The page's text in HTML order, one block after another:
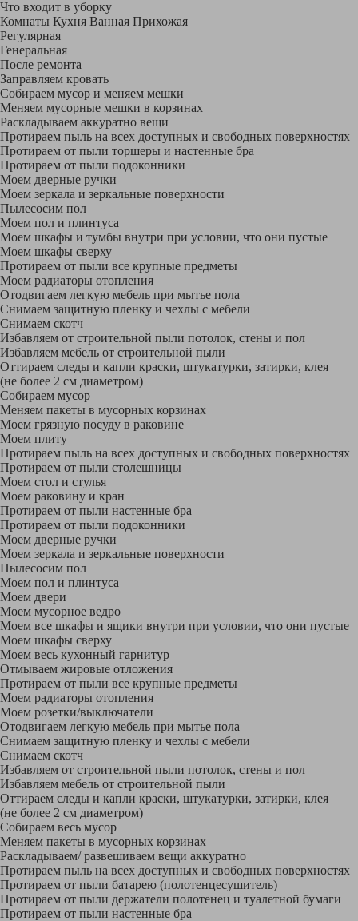
Что входит в уборку
Регу­лярная
Гене­ральная
После ремонта
Заправляем кровать
Собираем мусор и меняем мешки
Меняем мусорные мешки в корзинах
Раскладываем аккуратно вещи
Протираем пыль на всех доступных и свободных поверхностях
Протираем от пыли торшеры и настенные бра
Протираем от пыли подоконники
Моем дверные ручки
Моем зеркала и зеркальные поверхности
Пылесосим пол
Моем пол и плинтуса
Моем шкафы и тумбы внутри при условии, что они пустые
Моем шкафы сверху
Протираем от пыли все крупные предметы
Моем радиаторы отопления
Отодвигаем легкую мебель при мытье пола
Снимаем защитную пленку и чехлы с мебели
Снимаем скотч
Избавляем от строительной пыли потолок, стены и пол
Избавляем мебель от строительной пыли
Оттираем следы и капли краски, штукатурки, затирки, клея
(не более 2 см диаметром)
Собираем мусор
Меняем пакеты в мусорных корзинах
Моем грязную посуду в раковине
Моем плиту
Протираем пыль на всех доступных и свободных поверхностях
Протираем от пыли столешницы
Моем стол и стулья
Моем раковину и кран
Протираем от пыли настенные бра
Протираем от пыли подоконники
Моем дверные ручки
Моем зеркала и зеркальные поверхности
Пылесосим пол
Моем пол и плинтуса
Моем двери
Моем мусорное ведро
Моем все шкафы и ящики внутри при условии, что они пустые
Моем шкафы сверху
Моем весь кухонный гарнитур
Отмываем жировые отложения
Протираем от пыли все крупные предметы
Моем радиаторы отопления
Моем розетки/выключатели
Отодвигаем легкую мебель при мытье пола
Снимаем защитную пленку и чехлы с мебели
Снимаем скотч
Избавляем от строительной пыли потолок, стены и пол
Избавляем мебель от строительной пыли
Оттираем следы и капли краски, штукатурки, затирки, клея
(не более 2 см диаметром)
Собираем весь мусор
Меняем пакеты в мусорных корзинах
Раскладываем/ развешиваем вещи аккуратно
Протираем пыль на всех доступных и свободных поверхностях
Протираем от пыли батарею (полотенцесушитель)
Протираем от пыли держатели полотенец и туалетной бумаги
Протираем от пыли настенные бра